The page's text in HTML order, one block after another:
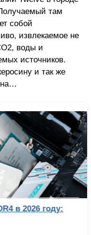
там
собой
извлекаемое не
воды и
источников.
и так же
в 2026 году: